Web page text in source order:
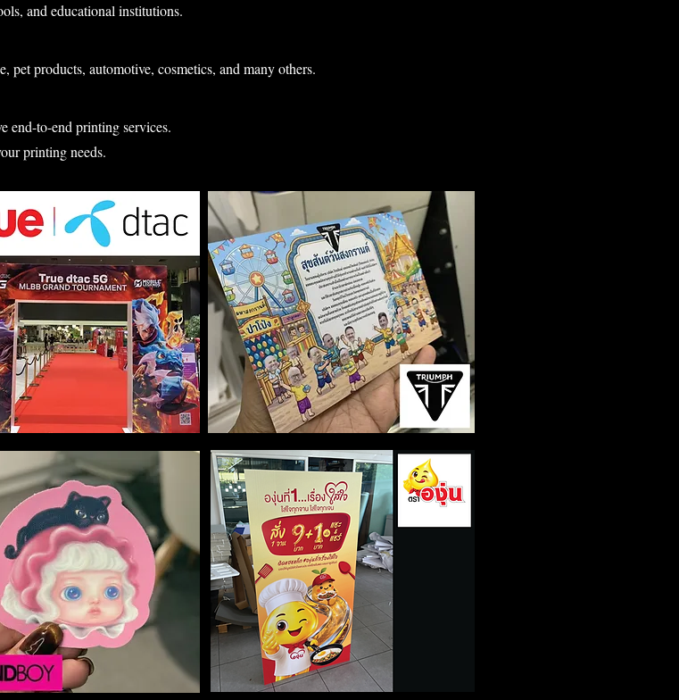
and educational institutions.
pet products, automotive, cosmetics, and many others.
end-to-end printing services.
printing needs.